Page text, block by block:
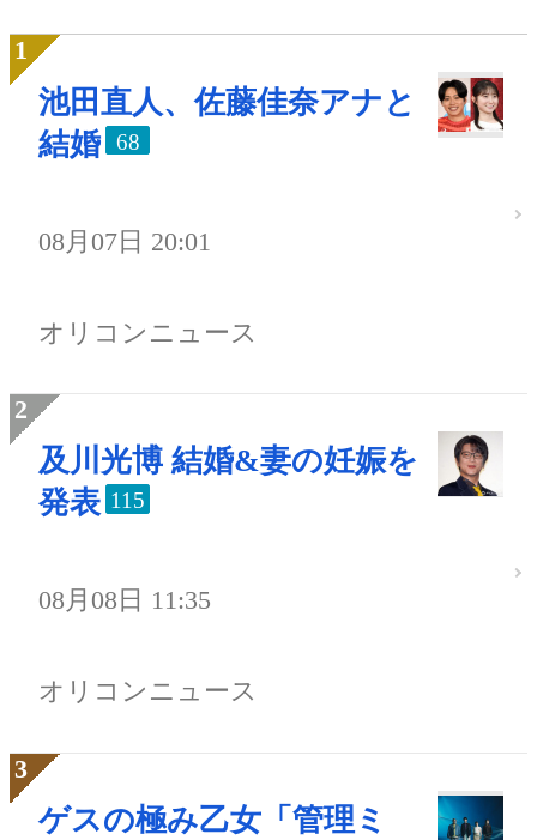
池田直人、佐藤佳奈アナと
結婚
68
08月07日 20:01
オリコンニュース
及川光博 結婚&妻の妊娠を
発表 115
08月08日 11:35
オリコンニュース
ゲスの極み乙女「管理ミ